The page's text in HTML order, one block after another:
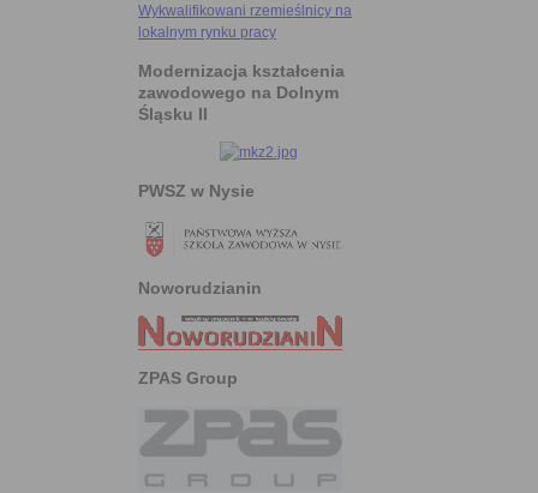
Wykwalifikowani rzemieślnicy na
lokalnym rynku pracy
Modernizacja kształcenia
zawodowego na Dolnym
Śląsku II
PWSZ w Nysie
Noworudzianin
ZPAS Group